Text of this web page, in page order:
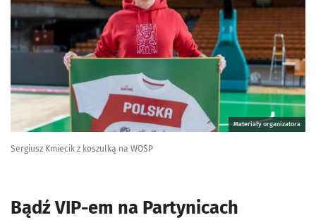
Materiały organizatora
Sergiusz Kmiecik z koszulką na WOŚP
Bądź VIP-em na Partynicach